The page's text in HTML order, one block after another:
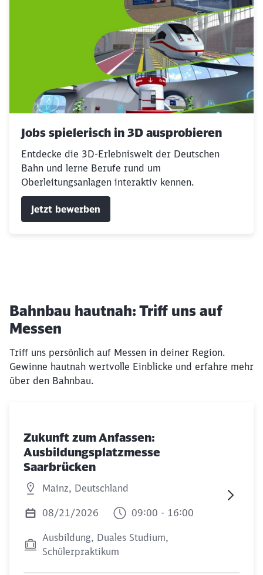
Jobs spielerisch in 3D ausprobieren
Entdecke die 3D-Erlebniswelt der Deutschen
Bahn und lerne Berufe rund um
Oberleitungsanlagen interaktiv kennen.
Jetzt bewerben
Bahnbau hautnah: Triff uns auf
Messen
Triff uns persönlich auf Messen in deiner Region.
Gewinne hautnah wertvolle Einblicke und erfahre mehr
über den Bahnbau.
Zukunft zum Anfassen:
Ausbildungsplatzmesse
Saarbrücken
Mainz, Deutschland
08/21/2026 09:00 - 16:00
Ausbildung, Duales Studium,
Schülerpraktikum